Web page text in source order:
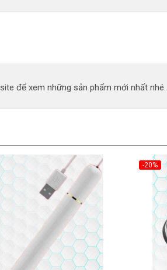
để xem những sản phẩm mới nhất nhé.
-20%